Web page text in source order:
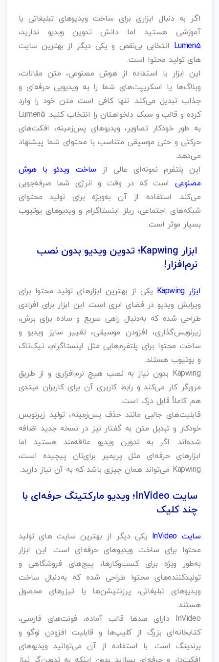
اگر به دنبال ابزاری برای ساخت ویدیوهای تبلیغاتی یا
آموزشی هستید اما دانش تدوین ویدیو ندارید،
Lumen5 انتخابی بی‌نقص و یکی دیگر از بهترین سایت
های تولید محتوا است.
این ابزار با استفاده از هوش مصنوعی، متن مقالات،
وبلاگ‌ها یا اسکریپت‌های شما را به ویدیویی حرفه‌ای و
جذاب تبدیل می‌کند. تنها کافی است متن خود را وارد
کرده و قالب و سبک دلخواهتان را انتخاب کنید. Lumen5
به طور خودکار تصاویر، ویدیوهای پس‌زمینه، افکت‌های
حرکتی و حتی موسیقی متناسب با محتوای شما پیشنهاد
می‌دهد.
این پلتفرم نمونه‌ای عالی از ساخت ویدئو با هوش
مصنوعی است که در وقت و انرژی شما صرفه‌جویی
می‌کند. استفاده از آن به‌ویژه برای تولید محتوای
شبکه‌های اجتماعی، ریلز اینستاگرام و ویدیوهای یوتیوب
بسیار موثر است.
ابزار Kapwing؛ تدوین ویدیو بدون نصب
نرم‌افزار!
ابزار Kapwing
یکی از بهترین ابزارهای تولید محتوا برای
ویرایش ویدیو در فضای ابری است. این ابزار برای افرادی
طراحی شده که به‌دنبال راهی سریع و ساده برای برش،
زیرنویس‌گذاری، افزودن موسیقی، تغییر سایز ویدیو و
ساخت محتوا برای پلتفرم‌هایی مثل اینستاگرام، تیک‌تاک
و یوتیوب هستند.
Kapwing بدون نیاز به نصب هیچ نرم‌افزاری و از طریق
مرورگر کار می‌کند و رابط کاربری آن برای کاربران مبتدی
هم کاملاً قابل درک است.
قابلیت‌های جالبی مانند حذف پس‌زمینه، تولید زیرنویس
خودکار و تبدیل متن به گفتار نیز در نسخه جدید اضافه
شده‌اند. اگر به تدوین ویدیو علاقه‌مند هستید اما
ابزارهای حرفه‌ای مثل پریمیر برای‌تان پیچیده است،
Kapwing می‌تواند همان چیزی باشد که به آن نیاز دارید.
سایت InVideo؛ ویدیو مارکتینگ حرفه‌ای با
چند کلیک
سایت InVideo
یکی دیگر از بهترین سایت های تولید
محتوا برای ساخت ویدیوهای حرفه‌ای است. این ابزار
به‌طور ویژه برای کسب‌وکارها، پیج‌های فروشگاهی و
تولیدکننده‌های محتوا طراحی شده که به‌دنبال ساخت
ویدیوهای تبلیغاتی، پرزنتیشن‌ها یا تیزرهای محصول
هستند.
InVideo دارای صدها قالب آماده، فونت‌های فارسی،
کتابخانه‌ای بزرگ از کلیپ‌ها و قابلیت افزودن لوگو و
برندینگ است. با استفاده از آن می‌توانید ویدیوهای